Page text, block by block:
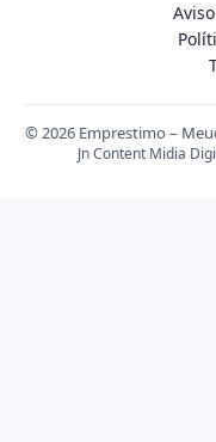
© 2026 Emprestimo –
Jn Content Midia